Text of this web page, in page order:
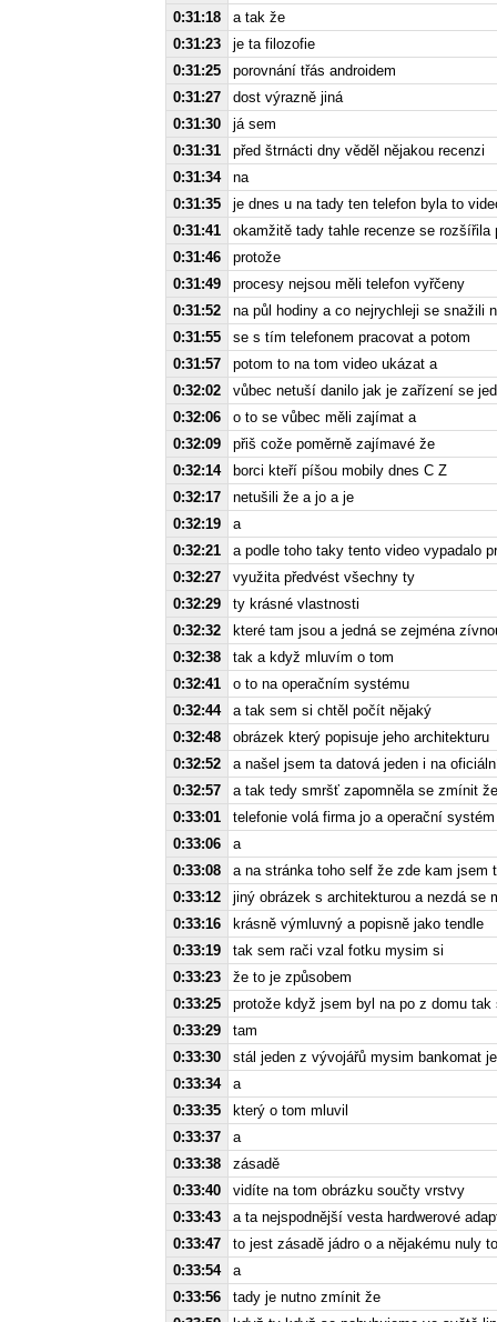
0:31:18
a tak že
0:31:23
je ta filozofie
0:31:25
porovnání třás androidem
0:31:27
dost výrazně jiná
0:31:30
já sem
0:31:31
před štrnácti dny věděl nějakou recenzi
0:31:34
na
0:31:35
je dnes u na tady ten telefon byla to
0:31:41
okamžitě tady tahle recenze se
0:31:46
protože
0:31:49
procesy nejsou měli telefon vyřčeny
0:31:52
na půl hodiny a co nejrychleji se snažili
0:31:55
se s tím telefonem pracovat a potom
0:31:57
potom to na tom video ukázat a
0:32:02
vůbec netuší danilo jak je zařízení se
0:32:06
o to se vůbec měli zajímat a
0:32:09
přiš cože poměrně zajímavé že
0:32:14
borci kteří píšou mobily dnes C Z
0:32:17
netušili že a jo a je
0:32:19
a
0:32:21
a podle toho taky tento video vypadalo
0:32:27
využita předvést všechny ty
0:32:29
ty krásné vlastnosti
0:32:32
které tam jsou a jedná se zejména
0:32:38
tak a když mluvím o tom
0:32:41
o to na operačním systému
0:32:44
a tak sem si chtěl počít nějaký
0:32:48
obrázek který popisuje jeho architekturu
0:32:52
a našel jsem ta datová jeden i na
0:32:57
a tak tedy smršť zapomněla se zmínit že
0:33:01
telefonie volá firma jo a operační
0:33:06
a
0:33:08
a na stránka toho self že zde kam jsem
0:33:12
jiný obrázek s architekturou a nezdá se
0:33:16
krásně výmluvný a popisně jako tendle
0:33:19
tak sem rači vzal fotku mysim si
0:33:23
že to je způsobem
0:33:25
protože když jsem byl na po z domu
0:33:29
tam
0:33:30
stál jeden z vývojářů mysim bankomat
0:33:34
a
0:33:35
který o tom mluvil
0:33:37
a
0:33:38
zásadě
0:33:40
vidíte na tom obrázku součty vrstvy
0:33:43
a ta nejspodnější vesta hardwerové
0:33:47
to jest zásadě jádro o a nějakému nuly
0:33:54
a
0:33:56
tady je nutno zmínit že